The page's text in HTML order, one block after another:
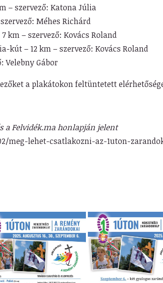
– szervező: Katona Júlia
Méhes Richárd
km – szervező: Kovács Roland
kút – 12 km – szervező: Kovács Roland
Velebny Gábor
a plakátokon feltüntetett
a Felvidék.ma honlapján jelent
meg-lehet-csatlakozni-az-1uton-